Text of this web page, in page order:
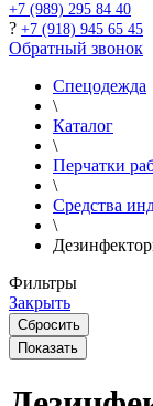
+7 (989) 295 84 40
? +7 (918) 945 65 45
Обратный звонок
Спецодежда
\
Каталог
\
Перчатки
\
Средства
\
Фильтры
Закрыть